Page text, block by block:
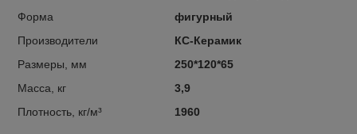
Форма
фигурный
Производители
КС-Керамик
Размеры, мм
250*120*65
Масса, кг
3,9
Плотность, кг/м³
1960